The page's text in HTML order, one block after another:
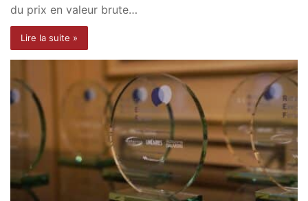
du prix en valeur brute…
Lire la suite »